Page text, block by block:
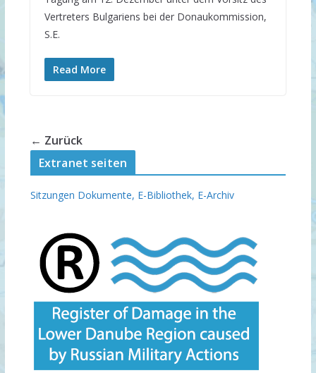
Vertreters Bulgariens bei der Donaukommission,
S.E.
Read More
← Zurück
Extranet seiten
Sitzungen Dokumente, E-Bibliothek, E-Archiv